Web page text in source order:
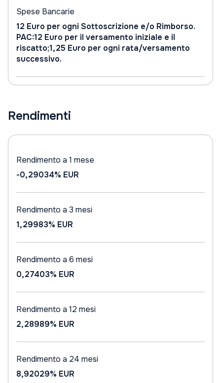
Spese Bancarie
12 Euro per ogni Sottoscrizione e/o Rimborso.
PAC:12 Euro per il versamento iniziale e il
riscatto;1,25 Euro per ogni rata/versamento
successivo.
Rendimenti
Rendimento a 1 mese
-0,29034% EUR
Rendimento a 3 mesi
1,29983% EUR
Rendimento a 6 mesi
0,27403% EUR
Rendimento a 12 mesi
2,28989% EUR
Rendimento a 24 mesi
8,92029% EUR